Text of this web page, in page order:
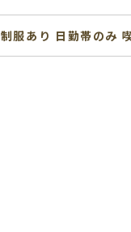
制服あり 日勤帯のみ